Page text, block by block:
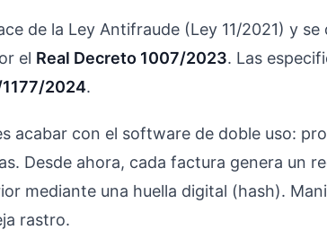
de la Ley Antifraude (Ley 11/2021) y
el Real Decreto 1007/2023. Las
2024.
acabar con el software de doble uso:
Desde ahora, cada factura genera un
mediante una huella digital (hash).
rastro.